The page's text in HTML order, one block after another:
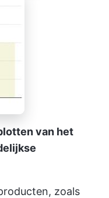
van het
zoals